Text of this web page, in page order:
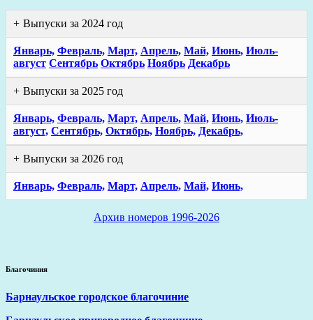
Выпуски за 2024 год
Январь, Февраль, Март, Апрель, Май, Июнь, Июль-
август Сентябрь Октябрь Ноябрь Декабрь
Выпуски за 2025 год
Январь, Февраль, Март, Апрель, Май, Июнь, Июль-
август, Сентябрь, Октябрь, Ноябрь, Декабрь,
Выпуски за 2026 год
Январь, Февраль, Март, Апрель, Май, Июнь,
Архив номеров 1996-2026
Благочиния
Барнаульское городское благочиние